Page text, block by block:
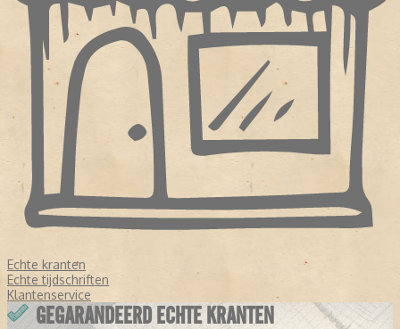
Echte kranten
Echte tijdschriften
Klantenservice
GEGARANDEERD ECHTE KRANTEN